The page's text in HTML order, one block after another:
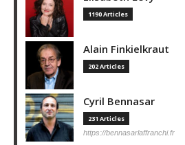
1190 Articles
Alain Finkielkraut
202 Articles
Cyril Bennasar
231 Articles
https://bennasarlaffranchi.fr